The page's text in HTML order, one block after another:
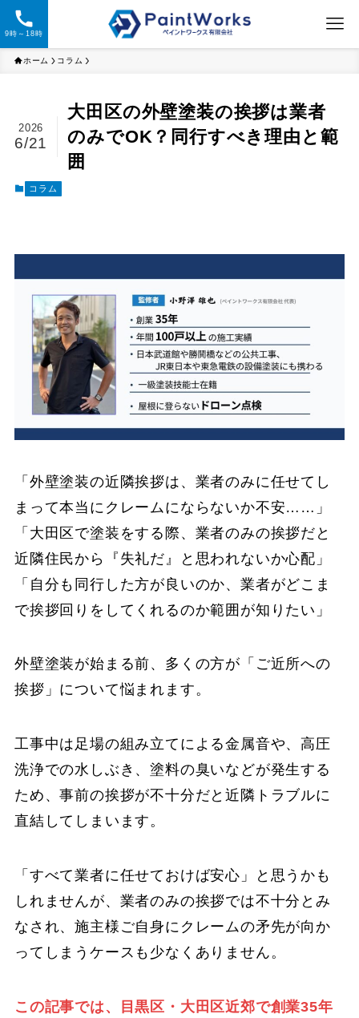
9時～18時
ホーム コラム
大田区の外壁塗装の挨拶は業者
のみでOK？同行すべき理由と範
囲
2026
6/21
コラム
「外壁塗装の近隣挨拶は、業者のみに任せてし
まって本当にクレームにならないか不安……」
「大田区で塗装をする際、業者のみの挨拶だと
近隣住民から『失礼だ』と思われないか心配」
「自分も同行した方が良いのか、業者がどこま
で挨拶回りをしてくれるのか範囲が知りたい」
外壁塗装が始まる前、多くの方が「ご近所への
挨拶」について悩まれます。
工事中は足場の組み立てによる金属音や、高圧
洗浄での水しぶき、塗料の臭いなどが発生する
ため、事前の挨拶が不十分だと近隣トラブルに
直結してしまいます。
「すべて業者に任せておけば安心」と思うかも
しれませんが、業者のみの挨拶では不十分とみ
なされ、施主様ご自身にクレームの矛先が向か
ってしまうケースも少なくありません。
この記事では、目黒区・大田区近郊で創業35年